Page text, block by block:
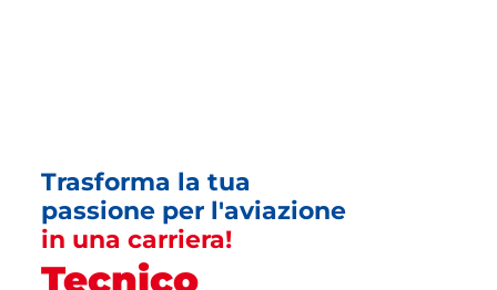
Trasforma la tua
passione per l'aviazione
in una carriera!
Tecnico